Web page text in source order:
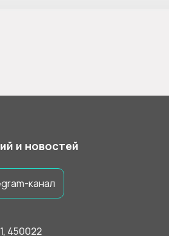
и новостей
450022
канал